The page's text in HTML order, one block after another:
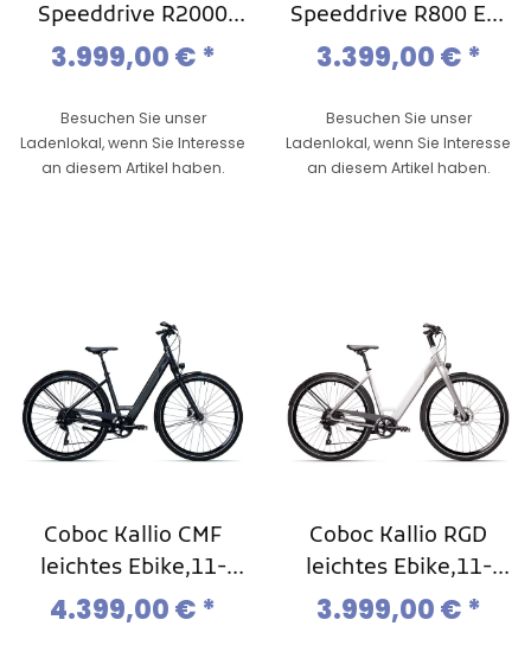
Speeddrive R2000
EQ, Light- / Commute
3.999,00 € *
Besuchen Sie unser
Ladenlokal, wenn Sie Interesse
an diesem Artikel haben.
Speeddrive R800 EQ,
Light -/ Commute
3.399,00 € *
Besuchen Sie unser
Ladenlokal, wenn Sie Interesse
an diesem Artikel haben.
Coboc Kallio CMF
leichtes Ebike,11-
Gang Kette
4.399,00 € *
Coboc Kallio RGD
leichtes Ebike,11-
Gang Kette
3.999,00 € *